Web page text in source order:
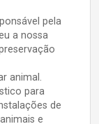
pela
a nossa
animal.
para
de
e